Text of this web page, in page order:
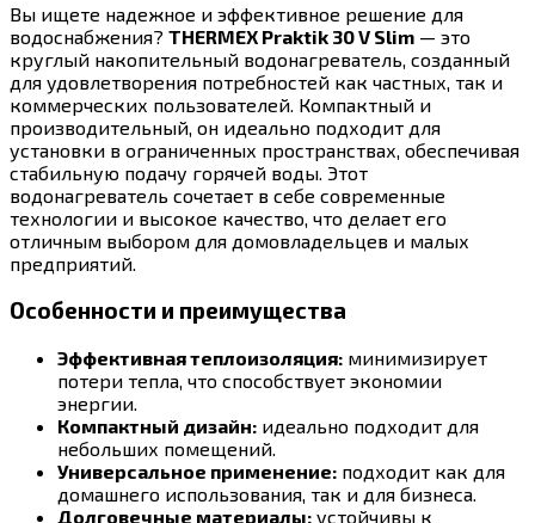
Вы ищете надежное и эффективное решение для
водоснабжения? THERMEX Praktik 30 V Slim — это
круглый накопительный водонагреватель, созданный
для удовлетворения потребностей как частных, так и
коммерческих пользователей. Компактный и
производительный, он идеально подходит для
установки в ограниченных пространствах, обеспечивая
стабильную подачу горячей воды. Этот
водонагреватель сочетает в себе современные
технологии и высокое качество, что делает его
отличным выбором для домовладельцев и малых
предприятий.
Особенности и преимущества
Эффективная теплоизоляция: минимизирует
потери тепла, что способствует экономии
энергии.
Компактный дизайн: идеально подходит для
небольших помещений.
Универсальное применение: подходит как для
домашнего использования, так и для бизнеса.
Долговечные материалы: устойчивы к